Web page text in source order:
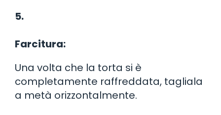
5.
Farcitura:
Una volta che la torta si è
completamente raffreddata, tagliala
a metà orizzontalmente.